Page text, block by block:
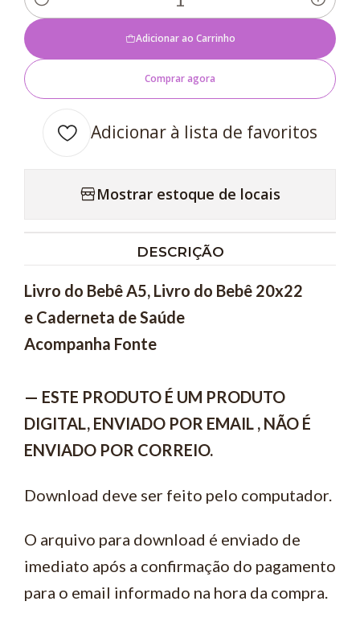
Quantidade
Adicionar ao Carrinho
Comprar agora
Adicionar à lista de favoritos
Mostrar estoque de locais
DESCRIÇÃO
Livro do Bebê A5, Livro do Bebê 20x22
e Caderneta de Saúde
Acompanha Fonte
— ESTE PRODUTO É UM PRODUTO
DIGITAL, ENVIADO POR EMAIL , NÃO É
ENVIADO POR CORREIO.
Download deve ser feito pelo computador.
O arquivo para download é enviado de
imediato após a confirmação do pagamento
para o email informado na hora da compra.